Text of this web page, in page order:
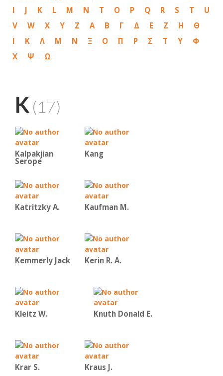
I
J K L M N T O P Q R S T
U
V
W X Y Z Α Β Γ Δ Ε Ζ Η
Θ
Ι
Κ Λ Μ Ν Ξ Ο Π Ρ Σ Τ Υ
Φ
Χ
Ψ Ω
K (17)
Kalpakjian
Serope
Kang
Katritzky A. Kaufman Μ.
Kemmerly Jack Kerin R. A.
Kleitz W. Knuth Donald E.
Krar S. Kraus J.